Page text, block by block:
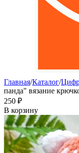
Главная/Каталог/
панда" вязание
‍250‍ ₽
В корзину